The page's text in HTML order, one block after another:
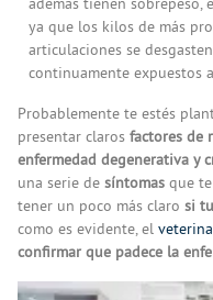
ya que los kilos de más
articulaciones se
continuamente expuestos
Probablemente te estés
presentar claros factores de
enfermedad degenerativa y
una serie de síntomas que
tener un poco más claro si
como es evidente, el
confirmar que padece la